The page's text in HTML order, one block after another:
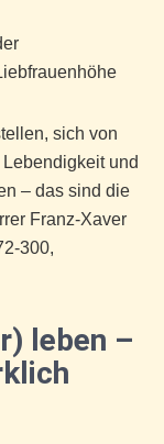
sich von
und
– das sind die
Franz-Xaver
300,
leben –